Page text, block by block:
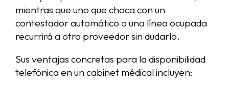
mientras que uno que choca con un
contestador automático o una línea ocupada
recurrirá a otro proveedor sin dudarlo.
Sus ventajas concretas para la disponibilidad
telefónica en un cabinet médical incluyen: